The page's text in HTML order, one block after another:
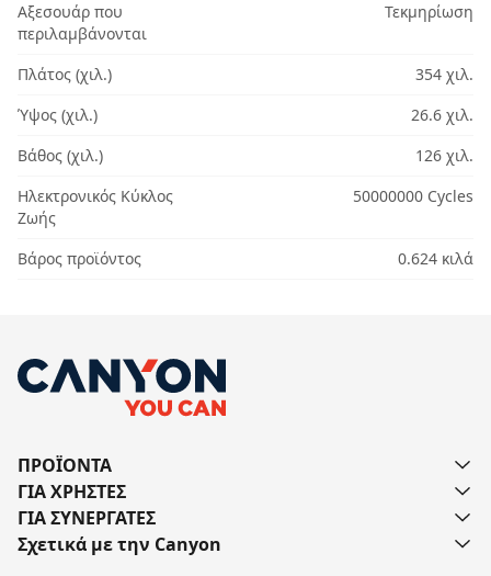
Αξεσουάρ που
περιλαμβάνονται
Τεκμηρίωση
Πλάτος (χιλ.)
354 χιλ.
Ύψος (χιλ.)
26.6 χιλ.
Βάθος (χιλ.)
126 χιλ.
Ηλεκτρονικός Κύκλος
Ζωής
50000000 Cycles
Βάρος προϊόντος 0.624 κιλά
ΠΡΟΪΟΝΤΑ
ΓΙΑ ΧΡΗΣΤΕΣ
ΓΙΑ ΣΥΝΕΡΓΑΤΕΣ
Σχετικά με την Canyon